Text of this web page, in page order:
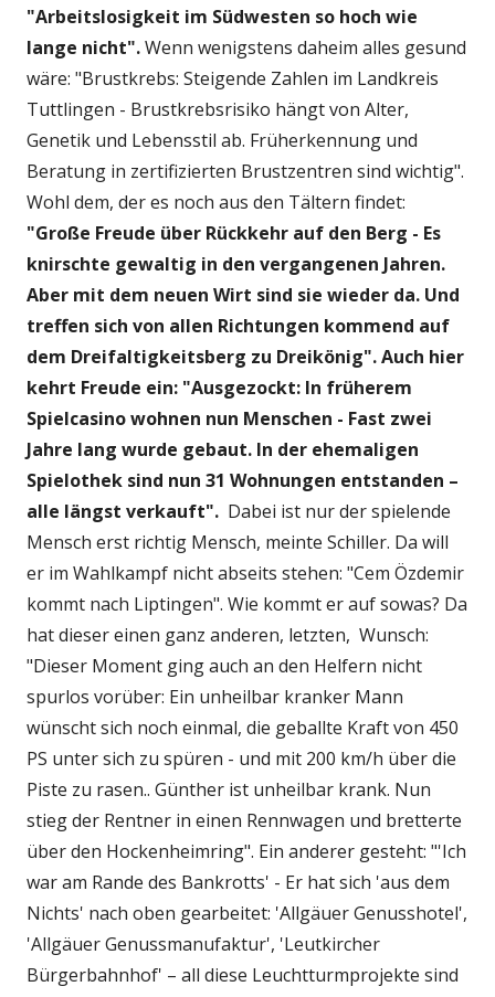
"Arbeitslosigkeit im Südwesten so hoch wie
lange nicht".Wenn wenigstens daheim alles gesund
wäre: "Brustkrebs: Steigende Zahlen im Landkreis
Tuttlingen - Brustkrebsrisiko hängt von Alter,
Genetik und Lebensstil ab. Früherkennung und
Beratung in zertifizierten Brustzentren sind wichtig".
Wohl dem, der es noch aus den Tältern findet:
"Große Freude über Rückkehr auf den Berg - Es
knirschte gewaltig in den vergangenen Jahren.
Aber mit dem neuen Wirt sind sie wieder da. Und
treffen sich von allen Richtungen kommend auf
dem Dreifaltigkeitsberg zu Dreikönig". Auch hier
kehrt Freude ein: "Ausgezockt: In früherem
Spielcasino wohnen nun Menschen - Fast zwei
Jahre lang wurde gebaut. In der ehemaligen
Spielothek sind nun 31 Wohnungen entstanden –
alle längst verkauft". Dabei ist nur der spielende
Mensch erst richtig Mensch, meinte Schiller. Da will
er im Wahlkampf nicht abseits stehen: "Cem Özdemir
kommt nach Liptingen". Wie kommt er auf sowas? Da
hat dieser einen ganz anderen, letzten, Wunsch:
"Dieser Moment ging auch an den Helfern nicht
spurlos vorüber: Ein unheilbar kranker Mann
wünscht sich noch einmal, die geballte Kraft von 450
PS unter sich zu spüren - und mit 200 km/h über die
Piste zu rasen.. Günther ist unheilbar krank. Nun
stieg der Rentner in einen Rennwagen und bretterte
über den Hockenheimring". Ein anderer gesteht: "'Ich
war am Rande des Bankrotts' - Er hat sich 'aus dem
Nichts' nach oben gearbeitet: 'Allgäuer Genusshotel',
'Allgäuer Genussmanufaktur', 'Leutkircher
Bürgerbahnhof' – all diese Leuchtturmprojekte sind